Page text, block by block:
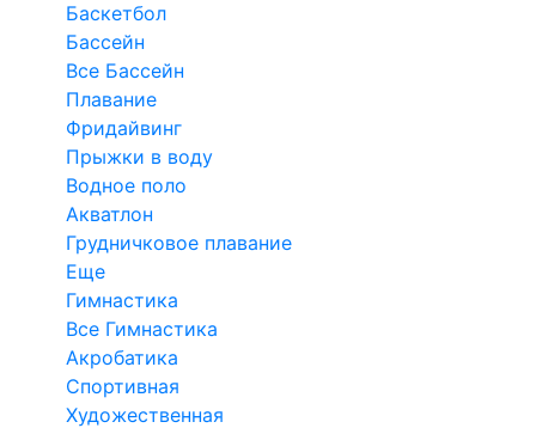
Баскетбол
Бассейн
Все Бассейн
Плавание
Фридайвинг
Прыжки в воду
Водное поло
Акватлон
Грудничковое плавание
Еще
Гимнастика
Все Гимнастика
Акробатика
Спортивная
Художественная